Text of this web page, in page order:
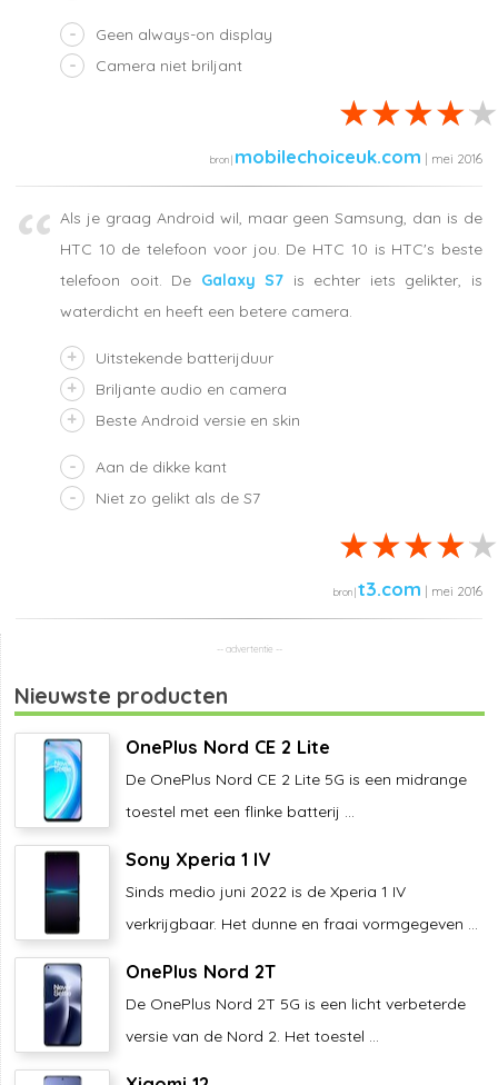
Geen always-on display
Camera niet briljant
mobilechoiceuk.com | mei 2016
Als je graag Android wil, maar geen Samsung, dan is de
HTC 10 de telefoon voor jou. De HTC 10 is HTC's beste
telefoon ooit. De Galaxy S7 is echter iets gelikter, is
waterdicht en heeft een betere camera.
Uitstekende batterijduur
Briljante audio en camera
Beste Android versie en skin
Aan de dikke kant
Niet zo gelikt als de S7
t3.com | mei 2016
Nieuwste producten
OnePlus Nord CE 2 Lite
De OnePlus Nord CE 2 Lite 5G is een midrange
toestel met een flinke batterij ...
Sony Xperia 1 IV
Sinds medio juni 2022 is de Xperia 1 IV
verkrijgbaar. Het dunne en fraai vormgegeven ...
OnePlus Nord 2T
De OnePlus Nord 2T 5G is een licht verbeterde
versie van de Nord 2. Het toestel ...